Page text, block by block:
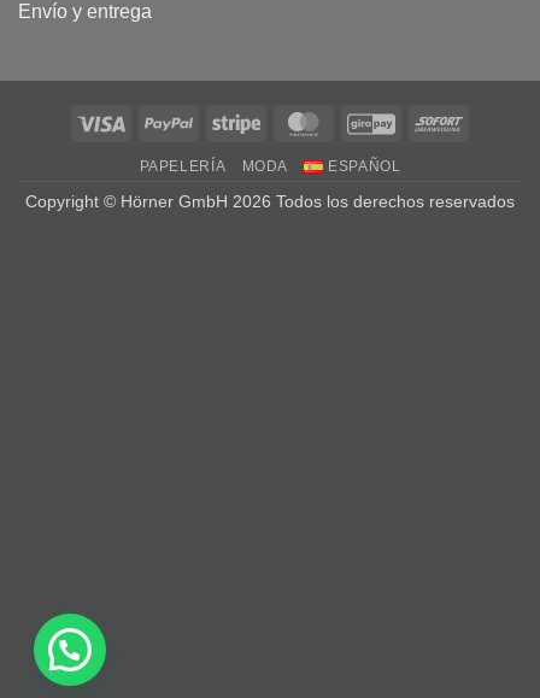
Envío y entrega
Visa PayPal Stripe MasterCardGiroPay Sofort
PAPELERÍA MODA ESPAÑOL
Copyright © Hörner GmbH 2026 Todos los derechos reservados